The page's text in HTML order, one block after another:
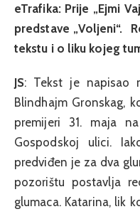
eTrafika: Prije „Ejmi
predstave „Voljeni“.
tekstu i o liku kojeg
JS: Tekst je napisao
Blindhajm Gronskag,
premijeri 31. maja
Gospodskoj ulici.
predviđen je za dva
pozorištu postavlja
glumaca. Katarina, lik